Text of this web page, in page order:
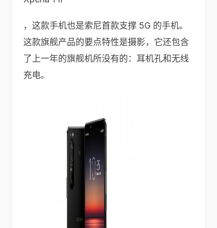
，这款手机也是索尼首款支撑 5G 的手机。
这款旗舰产品的要点特性是摄影，它还包含
了上一年的旗舰机所没有的：耳机孔和无线
充电。